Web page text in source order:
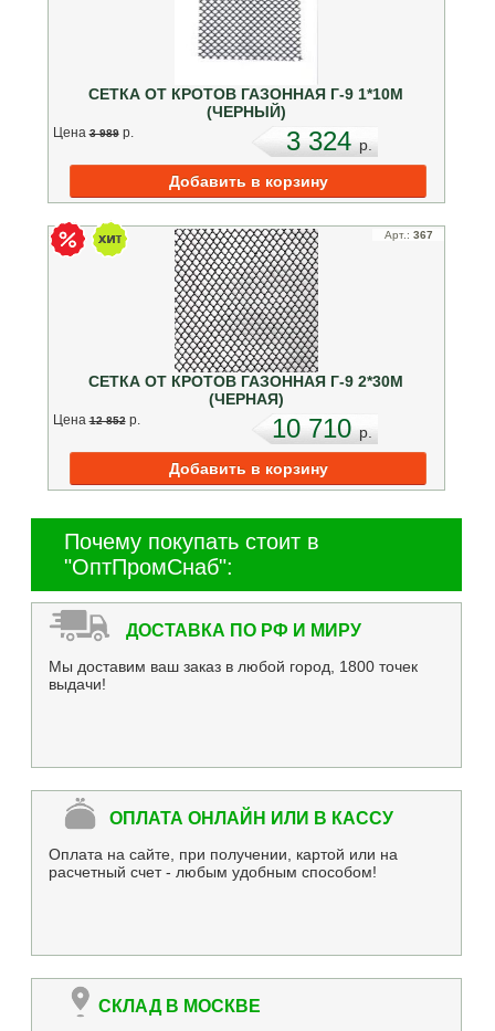
СЕТКА ОТ КРОТОВ ГАЗОННАЯ Г-9 1*10М
(ЧЕРНЫЙ)
Цена 3 989 p. 3 324p.
Арт.: 367
СЕТКА ОТ КРОТОВ ГАЗОННАЯ Г-9 2*30М
(ЧЕРНАЯ)
Цена 12 852 p. 10 710p.
Почему покупать стоит в
"ОптПромСнаб":
ДОСТАВКА ПО РФ И МИРУ
Мы доставим ваш заказ в любой город, 1800 точек
выдачи!
ОПЛАТА ОНЛАЙН ИЛИ В КАССУ
Оплата на сайте, при получении, картой или на
расчетный счет - любым удобным способом!
СКЛАД В МОСКВЕ